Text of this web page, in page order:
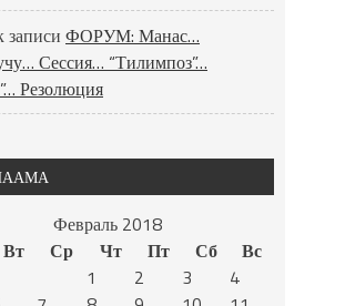
записи ФОРУМ: Манас…
Сессия… “Тилимпоз”…
Резолюция
Февраль 2018
Вт Ср Чт Пт Сб
Вс
1
2 3
4